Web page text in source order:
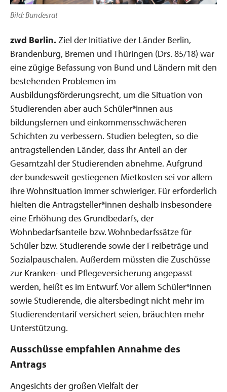
Bild: Bundesrat
zwd Berlin. Ziel der Initiative der Länder Berlin,
Brandenburg, Bremen und Thüringen (Drs. 85/18) war
eine zügige Befassung von Bund und Ländern mit den
bestehenden Problemen im
Ausbildungsförderungsrecht, um die Situation von
Studierenden aber auch Schüler*innen aus
bildungsfernen und einkommensschwächeren
Schichten zu verbessern. Studien belegten, so die
antragstellenden Länder, dass ihr Anteil an der
Gesamtzahl der Studierenden abnehme. Aufgrund
der bundesweit gestiegenen Mietkosten sei vor allem
ihre Wohnsituation immer schwieriger. Für erforderlich
hielten die Antragsteller*innen deshalb insbesondere
eine Erhöhung des Grundbedarfs, der
Wohnbedarfsanteile bzw. Wohnbedarfssätze für
Schüler bzw. Studierende sowie der Freibeträge und
Sozialpauschalen. Außerdem müssten die Zuschüsse
zur Kranken- und Pflegeversicherung angepasst
werden, heißt es im Entwurf. Vor allem Schüler*innen
sowie Studierende, die altersbedingt nicht mehr im
Studierendentarif versichert seien, bräuchten mehr
Unterstützung.
Ausschüsse empfahlen Annahme des
Antrags
Angesichts der großen Vielfalt der